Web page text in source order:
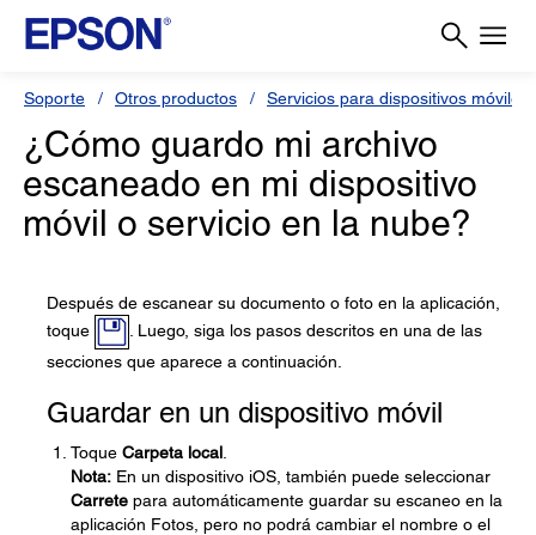
Soporte Otros productos Servicios para dispositivos móviles
¿Cómo guardo mi archivo
escaneado en mi dispositivo
móvil o servicio en la nube?
Después de escanear su documento o foto en la aplicación,
toque
. Luego, siga los pasos descritos en una de las
secciones que aparece a continuación.
Guardar en un dispositivo móvil
Toque Carpeta local
Nota: En un dispositivo iOS, también puede seleccionar
Carrete para automáticamente guardar su escaneo en la
aplicación Fotos, pero no podrá cambiar el nombre o el